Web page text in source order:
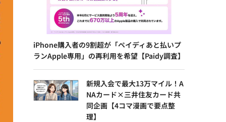
iPhone購入者の9割超が「ペイディあと払いプ
ランApple専用」の再利用を希望【Paidy調査】
新規入会で最大13万マイル！A
NAカード×三井住友カード共
同企画【4コマ漫画で要点整
理】